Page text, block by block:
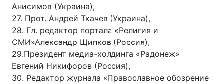
Анисимов (Украина),
27. Прот. Андрей Ткачев (Украина),
28. Гл. редактор портала «Религия и
СМИ»Александр Щипков (Россия),
29.Президент медиа-холдинга «Радонеж»
Евгений Никифоров (Россия),
30. Редактор журнала «Православное обозрение